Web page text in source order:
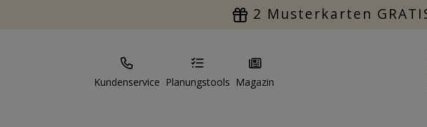
2 Musterkarten
Kundenservice Planungstools Magazin